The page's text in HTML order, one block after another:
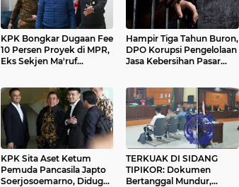
KPK Bongkar Dugaan Fee
10 Persen Proyek di MPR,
Eks Sekjen Ma'ruf
Hampir Tiga Tahun Buron,
DPO Korupsi Pengelolaan
Jasa Kebersihan Pasar
KPK Sita Aset Ketum
Pemuda Pancasila Japto
Soerjosoemarno, Diduga
TERKUAK DI SIDANG
TIPIKOR: Dokumen
Bertanggal Mundur,